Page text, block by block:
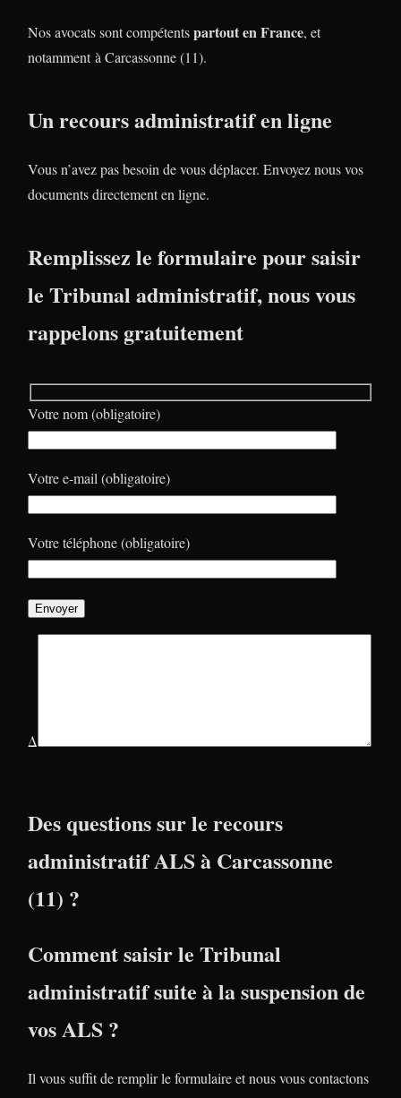
Nos avocats sont compétentspartout en France, et
notamment à Carcassonne (11).
Un recours administratif en ligne
Vous n’avez pas besoin de vous déplacer. Envoyez nous vos
documents directement en ligne.
Remplissez le formulaire pour saisir
le Tribunal administratif, nous vous
rappelons gratuitement
Votre nom (obligatoire)
Votre e-mail (obligatoire)
Votre téléphone (obligatoire)
Δ
Des questions sur le recours
administratif ALS à Carcassonne
(11) ?
Comment saisir le Tribunal
administratif suite à la suspension de
vos ALS ?
Il vous suffit de remplir le formulaire et nous vous contactons